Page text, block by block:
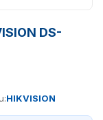
DS-
HIKVISION